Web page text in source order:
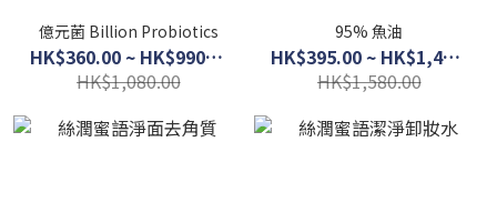
億元菌 Billion Probiotics
HK$360.00 ~ HK$990.00
HK$1,080.00
95% 魚油
HK$395.00 ~ HK$1,400.00
HK$1,580.00